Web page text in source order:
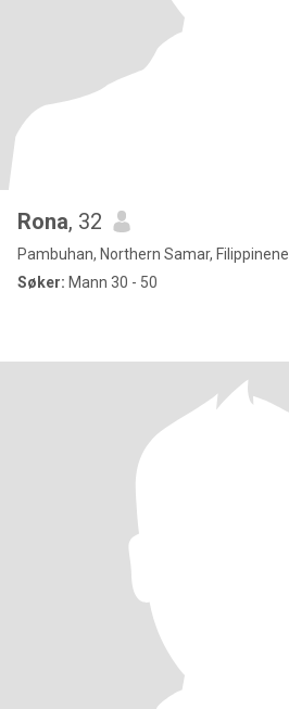
Rona, 32
Pambuhan, Northern Samar, Filippinene
Søker: Mann 30 - 50